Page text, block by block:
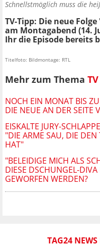
Schnellstmöglich muss die
TV-Tipp: Die neue
am Montagabend (14.
Ihr die Episode bereits
Titelfoto: Bildmontage: RTL
Mehr zum Thema
NOCH EIN MONAT BIS
DIE NEUE AN DER SEITE
EISKALTE JURY-
DIE ARME SAU, DIE DEN
AT"
"BELEIDIGE MICH ALS
DIESE DSCHUNGEL-
GEWORFEN WERDEN?
TAG24